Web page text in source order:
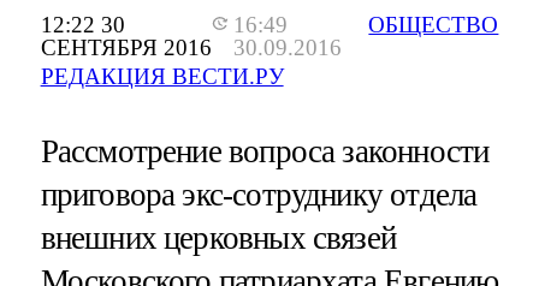
12:22 30
СЕНТЯБРЯ 2016
16:49
30.09.2016
РЕДАКЦИЯ ВЕСТИ.РУ
ОБЩЕСТВО
Рассмотрение вопроса законности
приговора экс-сотруднику отдела
внешних церковных связей